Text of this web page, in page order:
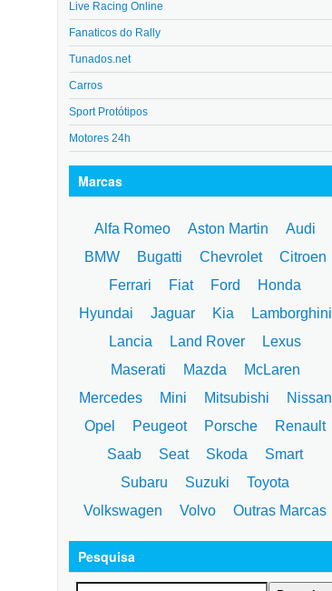
Live Racing Online
Fanaticos do Rally
Tunados.net
Carros
Sport Protótipos
Motores 24h
Marcas
Alfa Romeo Aston Martin
Audi
BMW
Bugatti Chevrolet
Citroen
Ferrari
Fiat Ford
Honda
Hyundai
Jaguar Kia
Lamborghini
Lancia
Land Rover
Lexus
Maserati
Mazda
McLaren
Mercedes
Mini Mitsubishi
Nissan
Opel
Peugeot Porsche
Renault
Saab
Seat Skoda
Smart
Subaru
Suzuki
Toyota
Volkswagen
Volvo Outras Marcas
Pesquisa